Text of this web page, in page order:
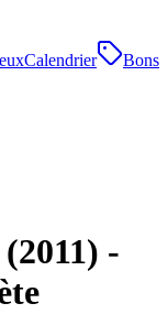
Calendrier
Bons
-